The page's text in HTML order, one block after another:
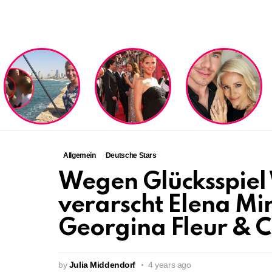
LATEST
STORIES
Allgemein Deutsche Stars
Wegen
verarscht Elena
Georgina Fleur &
by Julia Middendorf 4 years ago